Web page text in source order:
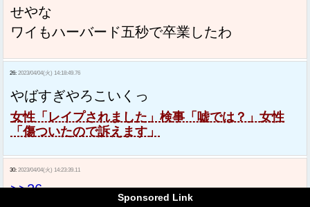
せやな
ワイもハーバード五秒で卒業したわ
26: 2023/04/04(火) 14:18:49.76
やばすぎやろこいくっ
女性「レイプされました」検事「嘘では？」女性
「傷ついたので訴えます」
30: 2023/04/04(火) 14:23:39.11
>>26
Sponsored Link